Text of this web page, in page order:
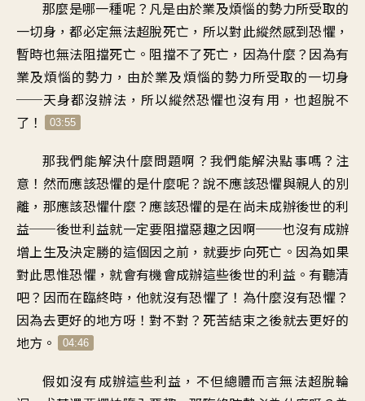
那麼是哪一種呢 ？ 凡是由於業及煩惱的勢力所受取的
一切身 ，都必定無法超脫死亡 ， 所以對此縱然感到恐懼 ，
暫時也無法阻擋死亡 。 阻擋不了死亡 ， 因為什麼 ？ 因為有
業及煩惱的勢力 ， 由於業及煩惱的勢力所受取的一切身
──天身都沒辦法 ， 所以縱然恐懼也沒有用 ， 也超脫不
了 ！ 03:55
那我們能解決什麼問題啊 ？ 我們能解決點事嗎 ？ 注
意 ！ 然而應該恐懼的是什麼呢？ 說不應該恐懼與親人的別
離 ， 那應該恐懼什麼 ？ 應該恐懼的是在尚未成辦後世的利
益──後世利益就一定要阻擋惡趣之因啊──也沒有成辦
增上生及決定勝的這個因之前 ， 就要步向死亡 。 因為如果
對此思惟恐懼 ，就會有機會成辦這些後世的利益 。 有聽清
吧？ 因而在臨終時 ，他就沒有恐懼了 ！ 為什麼沒有恐懼 ？
因為去更好的地方呀！對不對 ？ 死苦結束之後就去更好的
地方 。 04:46
假如沒有成辦這些利益 ， 不但總體而言無法超脫輪